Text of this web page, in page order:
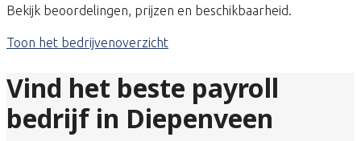
Bekijk beoordelingen, prijzen en beschikbaarheid.
Toon het bedrijvenoverzicht
Vind het beste payroll
bedrijf in Diepenveen